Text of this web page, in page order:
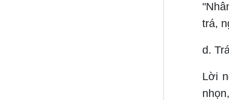
trá,
d.
Lời